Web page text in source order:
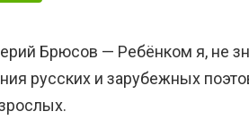
Брюсов — Ребёнком я, не
русских и зарубежных